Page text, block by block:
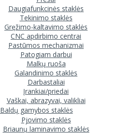
Daugiafunkcinės staklės
Tekinimo staklės
Gręžimo-kaltavimo staklės
CNC apdirbimo centrai
Pastūmos mechanizmai
Patogiam darbui
Malkų ruoša
Galandinimo staklės
Darbastaliai
Įrankiai/priedai
Vaškai, abrazyvai, valikliai
Baldų gamybos staklės
Pjovimo staklės
Briaunų laminavimo staklės